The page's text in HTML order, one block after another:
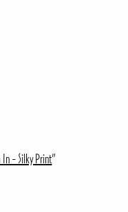
In - Silky Print”